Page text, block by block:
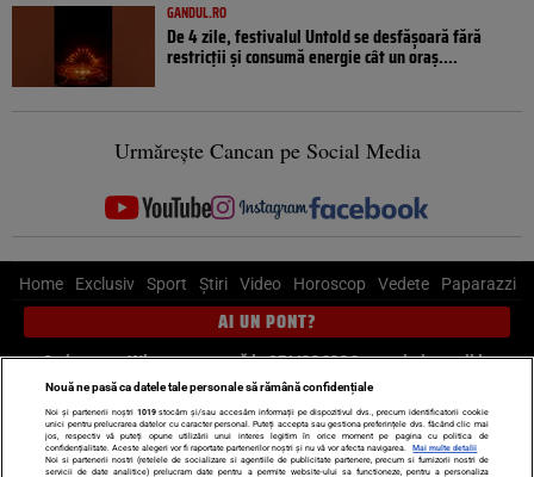
GANDUL.RO
De 4 zile, festivalul Untold se desfășoară fără
restricții și consumă energie cât un oraș....
Urmărește Cancan pe Social Media
Home Exclusiv Sport Știri Video Horoscop Vedete Paparazzi
AI UN PONT?
Scrie-ne pe Whatsapp, sună la 0741226226 sau trimite mail la
pont@cancan.ro
Știri interne Știri externe
Politică
Nouă ne pasă ca datele tale personale să rămână confidențiale
Noi și partenerii noștri 1019stocăm și/sau accesăm informații pe dispozitivul dvs., precum identificatorii cookie
unici pentru prelucrarea datelor cu caracter personal. Puteți accepta sau gestiona preferințele dvs. făcând clic mai
jos, respectiv vă puteți opune utilizării unui interes legitim în orice moment pe pagina cu politica de
confidențialitate. Aceste alegeri vor fi raportate partenerilor noștri și nu vă vor afecta navigarea.
Mai multe detalii
Noi si partenerii nostri (retelele de socializare si agentiile de publicitate partenere, precum si furnizorii nostri de
servicii de date analitice) prelucram date pentru a permite website-ului sa functioneze, pentru a personaliza